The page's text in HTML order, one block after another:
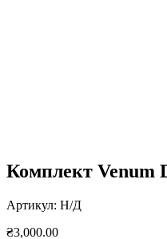
Комплект Venum
Артикул: Н/Д
₴3,000.00